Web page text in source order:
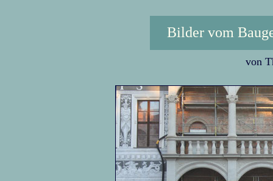
Bilder vom
von